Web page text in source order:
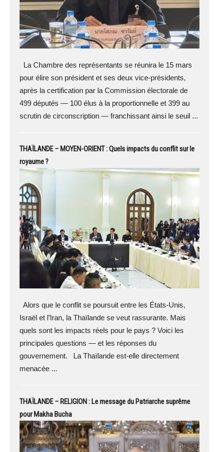
La Chambre des représentants se réunira le 15 mars
pour élire son président et ses deux vice-présidents,
après la certification par la Commission électorale de
499 députés — 100 élus à la proportionnelle et 399 au
scrutin de circonscription — franchissant ainsi le seuil ...
THAÏLANDE – MOYEN-ORIENT : Quels impacts du conflit sur le
royaume ?
Alors que le conflit se poursuit entre les États-Unis,
Israël et l’Iran, la Thaïlande se veut rassurante. Mais
quels sont les impacts réels pour le pays ? Voici les
principales questions — et les réponses du
gouvernement. La Thaïlande est-elle directement
menacée ...
THAÏLANDE – RELIGION : Le message du Patriarche suprême
pour Makha Bucha